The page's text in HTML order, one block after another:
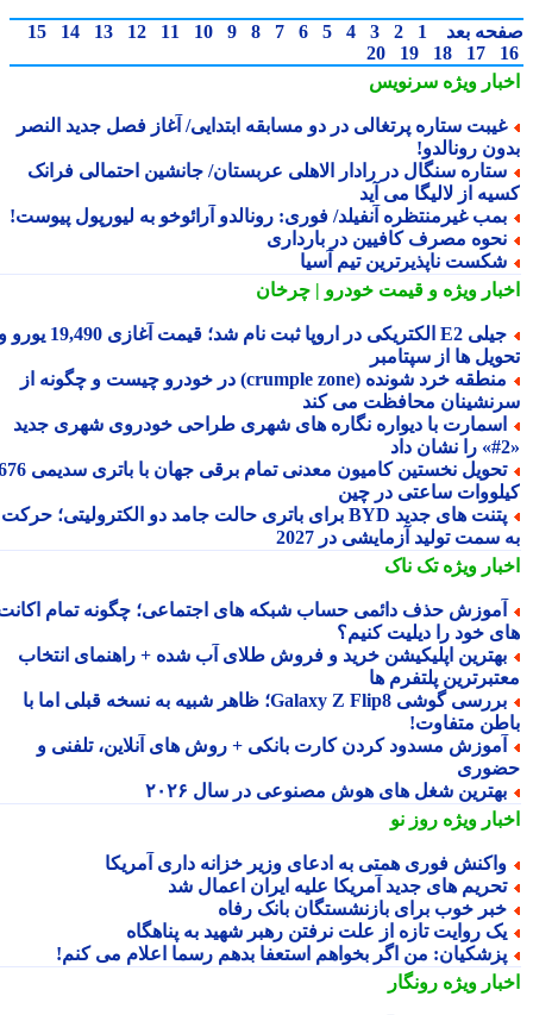
بعد 1
2
3
4
5
6
7
8
9
10
11
12
13
14
15
17
18
19
20
ویژهسرنویس
ستاره پرتغالی در دو مسابقه ابتدایی/ آغاز فصل جدید النصر
رونالدو!
سنگال در رادار الاهلی عربستان/ جانشین احتمالی فرانک
از لالیگا می آید
غیرمنتظره آنفیلد/ فوری: رونالدو آرائوخو به لیورپول پیوست!
مصرف کافیین در بارداری
ناپذیرترین تیم آسیا
ویژهو قیمت خودرو | چرخان
جیلی E2 الکتریکی در اروپا ثبت نام شد؛ قیمت آغازی 19,490 یورو و
ها از سپتامبر
منطقه خرد شونده (crumple zone) در خودرو چیست و چگونه از
محافظت می کند
با دیواره نگاره های شهری طراحی خودروی شهری جدید
تحویل نخستین کامیون معدنی تمام برقی جهان با باتری سدیمی 676
ساعتی در چین
پتنت های جدید BYD برای باتری حالت جامد دو الکترولیتی؛ حرکت
سمت تولید آزمایشی در 2027
ویژهتک ناک
حذف دائمی حساب شبکه های اجتماعی؛ چگونه تمام اکانت
خود را دیلیت کنیم؟
اپلیکیشن خرید و فروش طلای آب شده + راهنمای انتخاب
پلتفرم ها
بررسی گوشی Galaxy Z Flip8؛ ظاهر شبیه به نسخه قبلی اما با
متفاوت!
مسدود کردن کارت بانکی + روش های آنلاین، تلفنی و
شغل های هوش مصنوعی در سال ۲۰۲۶
ویژهروز نو
فوری همتی به ادعای وزیر خزانه داری آمریکا
های جدید آمریکا علیه ایران اعمال شد
خوب برای بازنشستگان بانک رفاه
روایت تازه از علت نرفتن رهبر شهید به پناهگاه
من اگر بخواهم استعفا بدهم رسما اعلام می کنم!
ویژهرونگار